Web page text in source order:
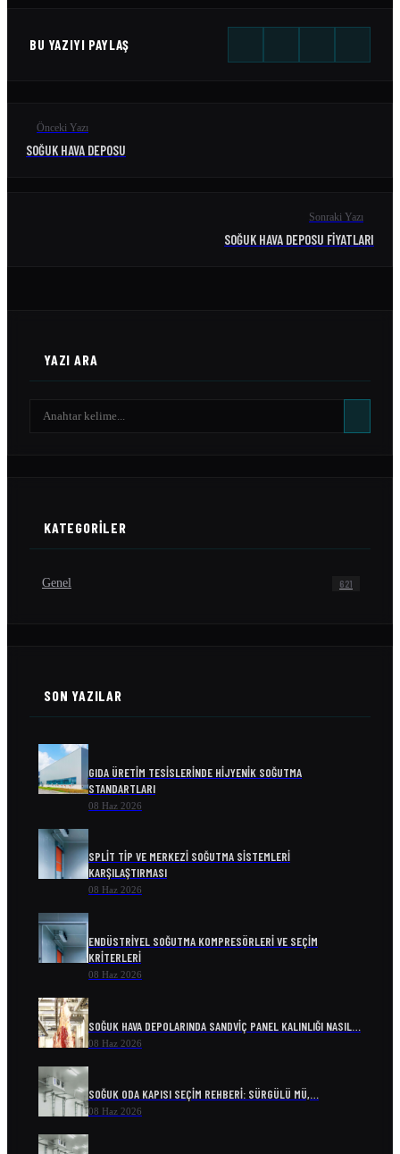
BU YAZIYI PAYLAŞ
Önceki Yazı
SOĞUK HAVA DEPOSU
Sonraki Yazı
SOĞUK HAVA DEPOSU FIYATLARI
YAZI ARA
KATEGORILER
Genel 621
SON YAZILAR
GIDA ÜRETIM TESISLERINDE HIJYENIK SOĞUTMA
STANDARTLARI
08 Haz 2026
SPLIT TIP VE MERKEZI SOĞUTMA SISTEMLERI
KARŞILAŞTIRMASI
08 Haz 2026
ENDÜSTRIYEL SOĞUTMA KOMPRESÖRLERI VE SEÇIM
KRITERLERI
08 Haz 2026
SOĞUK HAVA DEPOLARINDA SANDVIÇ PANEL KALINLIĞI NASIL…
08 Haz 2026
SOĞUK ODA KAPISI SEÇIM REHBERI: SÜRGÜLÜ MÜ,…
08 Haz 2026